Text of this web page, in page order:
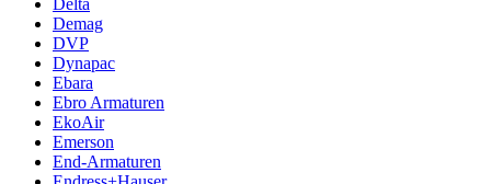
Delta
Demag
DVP
Dynapac
Ebara
Ebro Armaturen
EkoAir
Emerson
End-Armaturen